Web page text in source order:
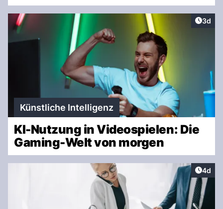
3d
Künstliche Intelligenz
KI-Nutzung in Videospielen: Die
Gaming-Welt von morgen
4d